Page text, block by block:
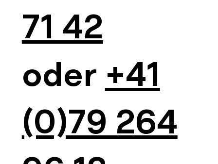
71 42
oder +41
(0)79 264